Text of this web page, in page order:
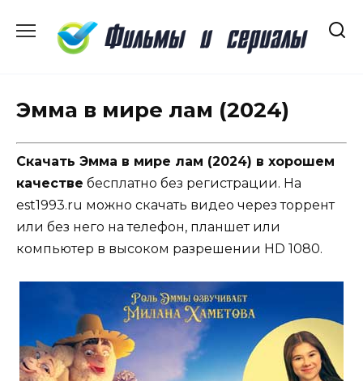
содержанию
Эмма в мире лам (2024)
Скачать Эмма в мире лам (2024) в хорошем
качестве бесплатно без регистрации. На
est1993.ru можно скачать видео через торрент
или без него на телефон, планшет или
компьютер в высоком разрешении HD 1080.